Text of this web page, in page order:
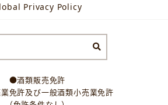
Privacy Policy
●酒類販売免許
免許及び一般酒類小売業免許